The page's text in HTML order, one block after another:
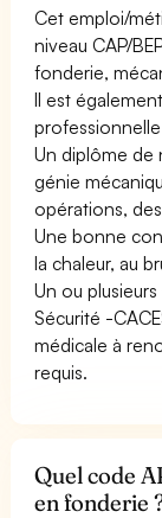
Cet emploi/
niveau CAP/
fonderie,
Il est
Un diplôme de
génie
opérations,
Une bonne
la chaleur, au
Un ou
Sécurité -
médicale à
requis.
Quel code
en fonderie